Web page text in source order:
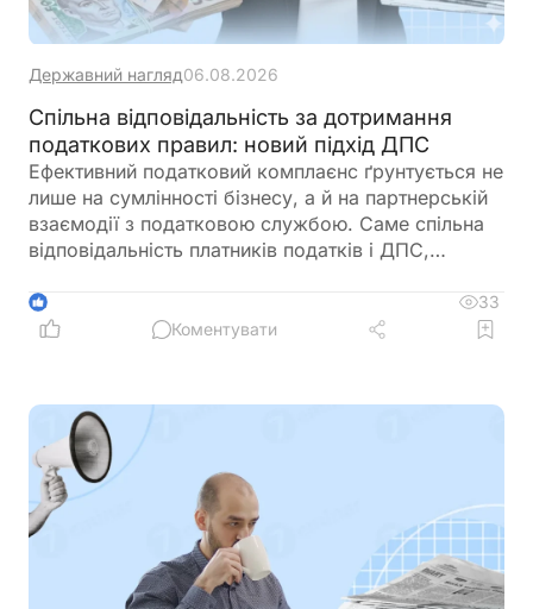
Державний нагляд06.08.2026
Спільна відповідальність за дотримання
податкових правил: новий підхід ДПС
Ефективний податковий комплаєнс ґрунтується не
лише на сумлінності бізнесу, а й на партнерській
взаємодії з податковою службою. Саме спільна
відповідальність платників податків і ДПС,
підтримка допомагають мінімізувати податкові
ризики та запобігати порушенням ще до їх
1
33
Коментувати